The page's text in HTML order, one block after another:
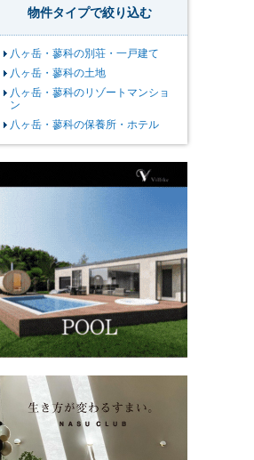
物件タイプで絞り込む
八ヶ岳・蓼科の別荘・一戸建て
八ヶ岳・蓼科の土地
八ヶ岳・蓼科のリゾートマンショ
ン
八ヶ岳・蓼科の保養所・ホテル